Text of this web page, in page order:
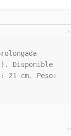
Disponible
cm. Peso: